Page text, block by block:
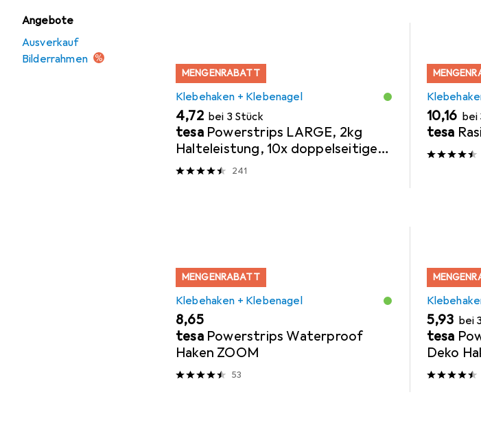
Angebote
Ausverkauf
Bilderrahmen
MENGENRABATT
Klebehaken + Klebenagel
EUR
4,72 bei 3 Stück
tesa Powerstrips LARGE, 2kg
Halteleistung, 10x doppelseitige
Klebestreifen
241
EUR
10,16 bei
tesa
MENGENRABATT
Klebehaken + Klebenagel
EUR
8,65
tesa Powerstrips Waterproof
Haken ZOOM
53
EUR
5,93 bei
tesa
Deko